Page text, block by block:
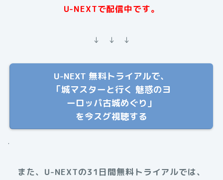
U-NEXTで配信中です。
↓ ↓ ↓
U-NEXT 無料トライアルで、
「城マスターと行く 魅惑のヨ
ーロッパ古城めぐり」
を今スグ視聴する
.
また、U-NEXTの31日間無料トライアルでは、